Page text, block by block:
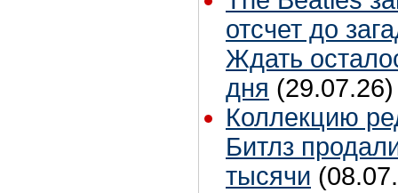
отсчет до
Ждать
дня (29.07.26)
Коллекцию
Битлз
тысячи